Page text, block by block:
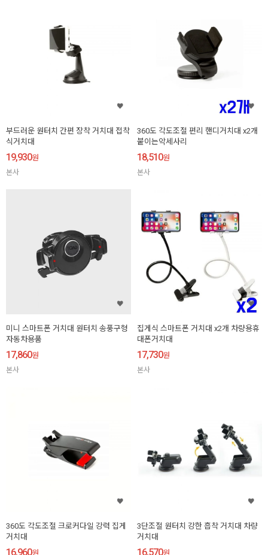
부드러운 원터치 간편 장착 거치대 접착
식거치대
19,930원
본사
360도 각도조절 편리 핸디거치대 x2개
붙이는악세사리
18,510원
본사
미니 스마트폰 거치대 원터치 송풍구형
자동차용품
17,860원
본사
집게식 스마트폰 거치대 x2개 차량용휴
대폰거치대
17,730원
본사
360도 각도조절 크로커다일 강력 집게
거치대
16,960원
3단조절 원터치 강한 흡착 거치대 차량
거치대
16,570원